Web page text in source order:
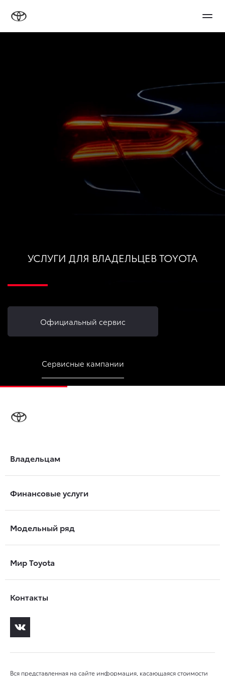
УСЛУГИ ДЛЯ ВЛАДЕЛЬЦЕВ TOYOTA
Официальный сервис
Сервисные кампании
Владельцам
Финансовые услуги
Модельный ряд
Мир Toyota
Контакты
Вся представленная на сайте информация, касающаяся стоимости